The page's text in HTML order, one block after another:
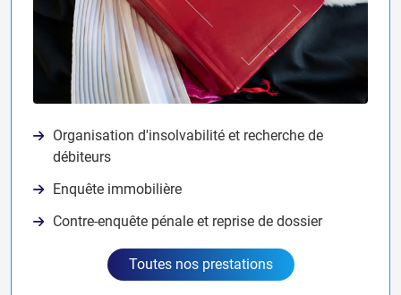
Organisation d'insolvabilité et recherche de
débiteurs
Enquête immobilière
Contre-enquête pénale et reprise de dossier
Toutes nos prestations